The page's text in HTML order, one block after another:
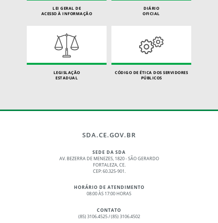
LEI GERAL DE
ACESSO À INFORMAÇÃO
DIÁRIO
OFICIAL
LEGISLAÇÃO
ESTADUAL
CÓDIGO DE ÉTICA DOS SERVIDORES
PÚBLICOS
SDA.CE.GOV.BR
SEDE DA SDA
AV. BEZERRA DE MENEZES, 1820 - SÃO GERARDO
FORTALEZA, CE.
CEP: 60.325-901.
HORÁRIO DE ATENDIMENTO
08:00 ÀS 17:00 HORAS
CONTATO
(85) 3106.4525 / (85) 3106.4502